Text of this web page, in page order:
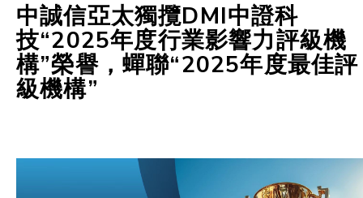
中誠信亞太獨攬DMI中證科
技“2025年度行業影響力評級機
構”榮譽，蟬聯“2025年度最佳評
級機構”